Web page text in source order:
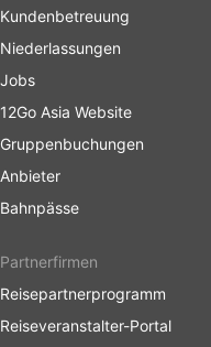
Kundenbetreuung
Niederlassungen
Jobs
12Go Asia Website
Gruppenbuchungen
Anbieter
Bahnpässe
Partnerfirmen
Reisepartnerprogramm
Reiseveranstalter-Portal